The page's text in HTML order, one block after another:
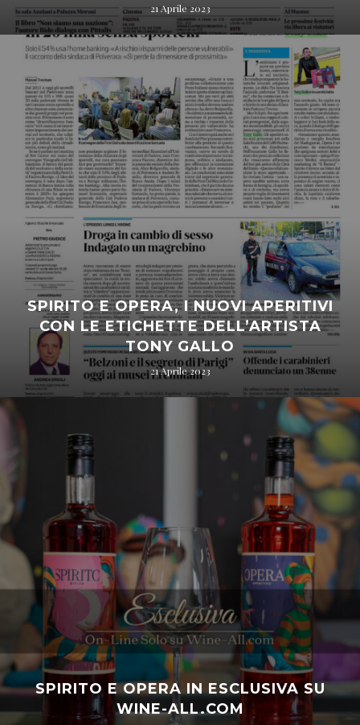
21 Aprile 2023
SPIRITO E OPERA, I NUOVI APERITIVI
CON LE ETICHETTE DELL’ARTISTA
TONY GALLO
21 Aprile 2023
SPIRITO E OPERA IN ESCLUSIVA SU
WINE-ALL.COM